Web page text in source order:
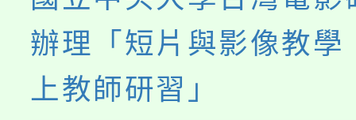
系所師生報名參加。
辦理「短片與影像教
上教師研習」